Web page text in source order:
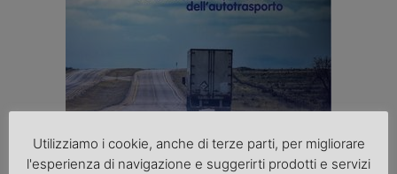
Utilizziamo i cookie, anche di terze parti, per migliorare
l'esperienza di navigazione e suggerirti prodotti e servizi